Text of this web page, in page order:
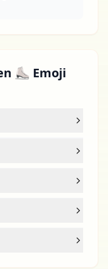
⛸ Emoji